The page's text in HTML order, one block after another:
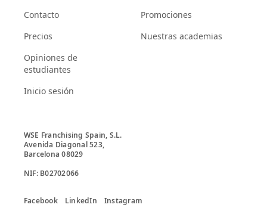
Contacto
Precios
Opiniones de
estudiantes
Inicio sesión
Promociones
Nuestras academias
WSE Franchising Spain, S.L.
Avenida Diagonal 523,
Barcelona 08029
Facebook LinkedIn Instagram